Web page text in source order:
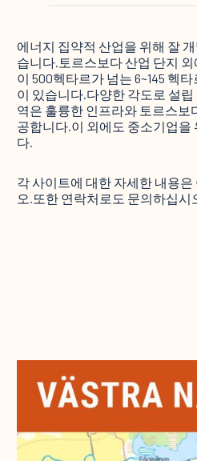
에너지 집약적 산업을 위해 잘
습니다.토르스보다 산업 단지
이 500헥타르가 넘는 6~145 헥
이 있습니다.다양한 각도로 설
역은 훌륭한 인프라와 토르스보
공합니다.이 외에도 중소기업을
다.
각 사이트에 대한 자세한 내용
오.또한 연락처로도 문의하십시